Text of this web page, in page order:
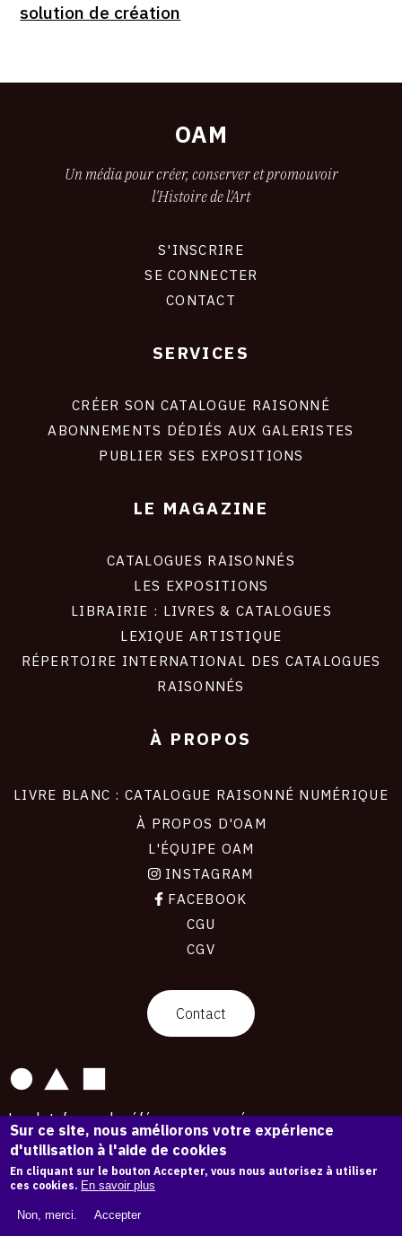
solution de création
OAM
Un média pour créer, conserver et promouvoir
l'Histoire de l'Art
S'INSCRIRE
SE CONNECTER
CONTACT
SERVICES
CRÉER SON CATALOGUE RAISONNÉ
ABONNEMENTS DÉDIÉS AUX GALERISTES
PUBLIER SES EXPOSITIONS
LE MAGAZINE
CATALOGUES RAISONNÉS
LES EXPOSITIONS
LIBRAIRIE : LIVRES & CATALOGUES
LEXIQUE ARTISTIQUE
RÉPERTOIRE INTERNATIONAL DES CATALOGUES
RAISONNÉS
À PROPOS
LIVRE BLANC : CATALOGUE RAISONNÉ NUMÉRIQUE
À PROPOS D'OAM
L'ÉQUIPE OAM
INSTAGRAM
FACEBOOK
CGU
CGV
Contact
La plateforme de référence pour créer,
conserver et promouvoir l'Histoire de l'Art.
Des catalogues raisonnés aux archives
d'expositions.
43 254 œuvres d'art — 7 587 expositions
Copyright © OAM 2026. Tous droits réservés.
Sur ce site, nous améliorons votre expérience
d'utilisation à l'aide de cookies
En cliquant sur le bouton Accepter, vous nous autorisez à utiliser
ces cookies. En savoir plus
Non, merci. Accepter